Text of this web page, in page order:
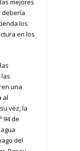
mejores
debería
los
en los
una
al
vez, la
94 de
del